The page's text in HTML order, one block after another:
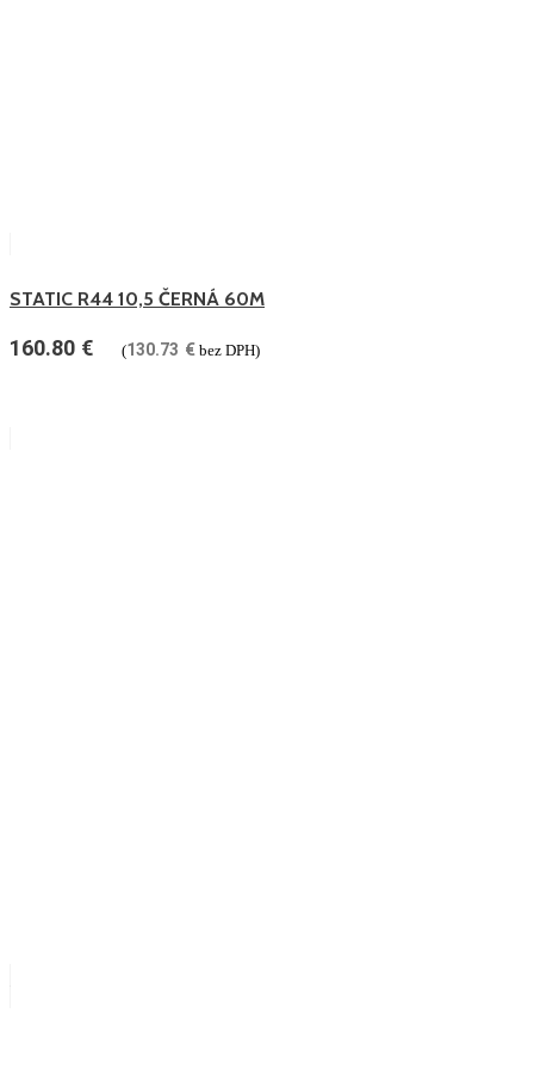
STATIC R44 10,5 ČERNÁ 60M
160.80 € (130.73 € bez DPH)